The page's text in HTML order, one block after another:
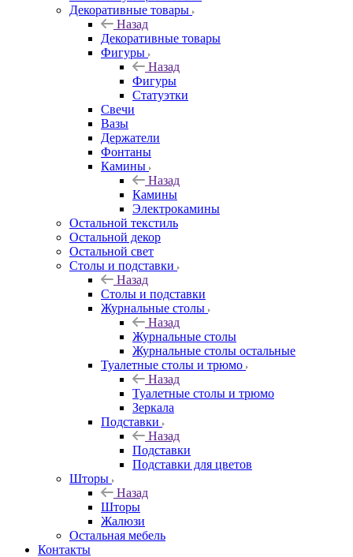
Декоративные товары
Назад
Декоративные товары
Фигуры
Назад
Фигуры
Статуэтки
Свечи
Вазы
Держатели
Фонтаны
Камины
Назад
Камины
Электрокамины
Остальной текстиль
Остальной декор
Остальной свет
Столы и подставки
Назад
Столы и подставки
Журнальные столы
Назад
Журнальные столы
Журнальные столы остальные
Туалетные столы и трюмо
Назад
Туалетные столы и трюмо
Зеркала
Подставки
Назад
Подставки
Подставки для цветов
Шторы
Назад
Шторы
Жалюзи
Остальная мебель
Контакты